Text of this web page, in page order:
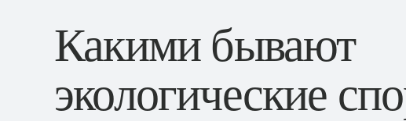
Какими бывают
экологические